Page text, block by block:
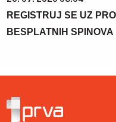
REGISTRUJ SE UZ
BESPLATNIH SPINOVA